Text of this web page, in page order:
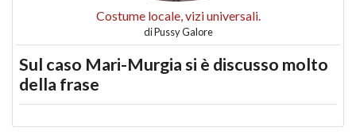
Costume locale, vizi universali.
diPussy Galore
Sul caso Mari-Murgia si è discusso molto
della frase